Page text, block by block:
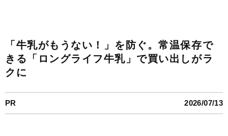
「牛乳がもうない！」を防ぐ。常温保存で
きる「ロングライフ牛乳」で買い出しがラ
クに
PR 2026/07/13